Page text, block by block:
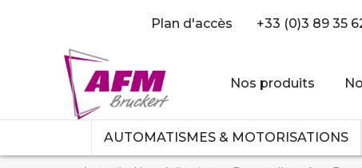
Plan d'accès +33 (0)3 89 35
Nos produits
AUTOMATISMES & MOTORISATIONS